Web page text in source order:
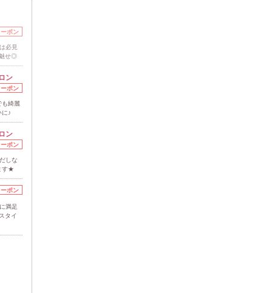
ポン
必見
せ◎
ン
ポン
も綺麗
♪
ン
ポン
しな
す★
ポン
満足
タイ